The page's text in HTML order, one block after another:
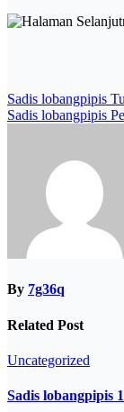
Post
navigation
Sadis lobangpipis
Sadis lobangpipis
By 7g36q
Related Post
Uncategorized
Sadis lobangpipis